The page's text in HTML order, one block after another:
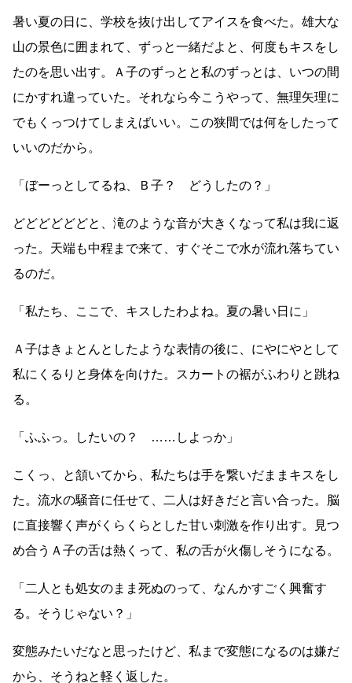
暑い夏の日に、学校を抜け出してアイスを食べた。雄大な
山の景色に囲まれて、ずっと一緒だよと、何度もキスをし
たのを思い出す。Ａ子のずっとと私のずっとは、いつの間
にかすれ違っていた。それなら今こうやって、無理矢理に
でもくっつけてしまえばいい。この狭間では何をしたって
いいのだから。
「ぼーっとしてるね、Ｂ子？ どうしたの？」
どどどどどどと、滝のような音が大きくなって私は我に返
った。天端も中程まで来て、すぐそこで水が流れ落ちてい
るのだ。
「私たち、ここで、キスしたわよね。夏の暑い日に」
Ａ子はきょとんとしたような表情の後に、にやにやとして
私にくるりと身体を向けた。スカートの裾がふわりと跳ね
る。
「ふふっ。したいの？ …… しよっか」
こくっ、と頷いてから、私たちは手を繋いだままキスをし
た。流水の騒音に任せて、二人は好きだと言い合った。脳
に直接響く声がくらくらとした甘い刺激を作り出す。見つ
め合うＡ子の舌は熱くって、私の舌が火傷しそうになる。
「二人とも処女のまま死ぬのって、なんかすごく興奮す
る。そうじゃない？」
変態みたいだなと思ったけど、私まで変態になるのは嫌だ
から、そうねと軽く返した。